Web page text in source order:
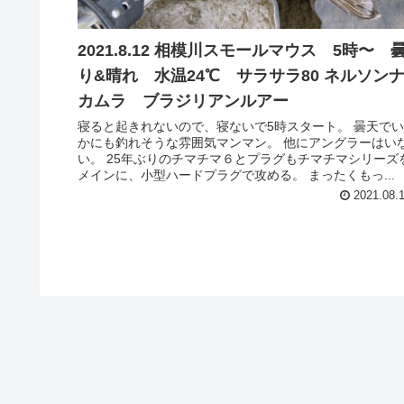
2021.8.12 相模川スモールマウス 5時〜
り&晴れ 水温24℃ サラサラ80 ネルソンナ
カムラ ブラジリアンルアー
寝ると起きれないので、寝ないで5時スタート。 曇天でい
かにも釣れそうな雰囲気マンマン。 他にアングラーはい
い。 25年ぶりのチマチマ６とプラグもチマチマシリーズ
メインに、小型ハードプラグで攻める。 まったくもっ...